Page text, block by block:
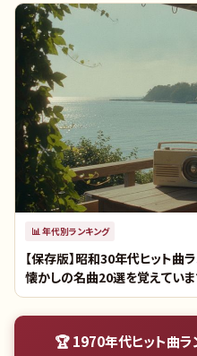
📊 年代別ランキング
【保存版】昭和30年代ヒット曲
懐かしの名曲20選を覚えてい
🏆1970年代ヒット曲ラ